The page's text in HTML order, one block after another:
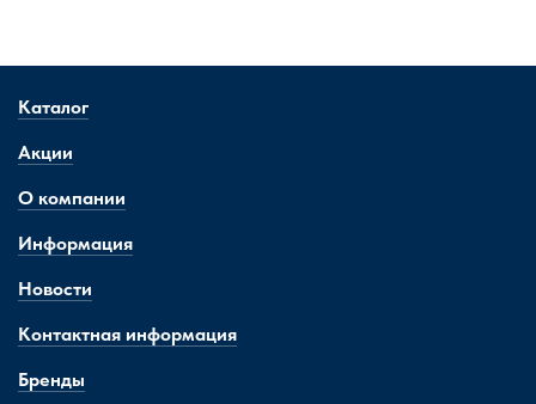
Каталог
Акции
О компании
Информация
Новости
Контактная информация
Бренды